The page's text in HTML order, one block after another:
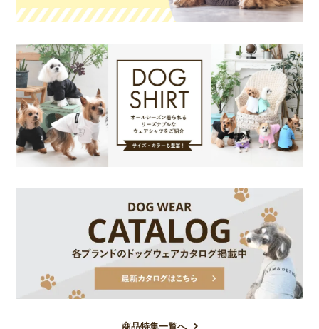
商品特集一覧へ